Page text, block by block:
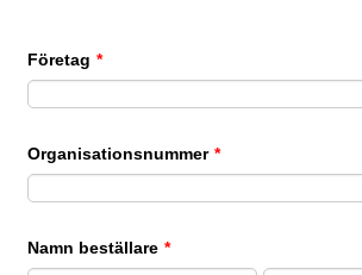
Företag *
Organisationsnummer *
Namn beställare *